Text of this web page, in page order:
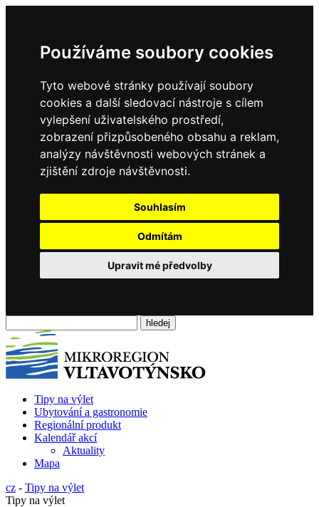
Používáme soubory cookies
Tyto webové stránky používají soubory
cookies a další sledovací nástroje s cílem
vylepšení uživatelského prostředí,
zobrazení přizpůsobeného obsahu a reklam,
analýzy návštěvnosti webových stránek a
zjištění zdroje návštěvnosti.
Souhlasím
Odmítám
Upravit mé předvolby
Tipy na výlet
Ubytování a gastronomie
Regionální produkt
Kalendář akcí
Aktuality
Mapa
cz - Tipy na výlet
Tipy na výlet